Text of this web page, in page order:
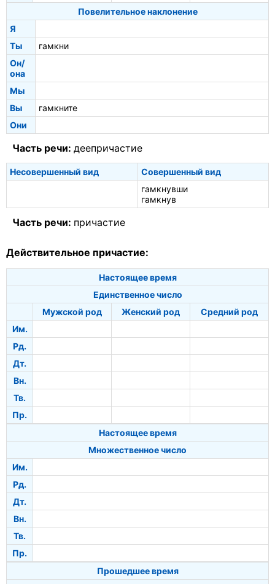
Повелительное наклонение
Я
Ты
гамкни
Он/
она
Мы
Вы
гамкните
Они
Часть речи: деепричастие
Несовершенный вид
Совершенный вид
гамкнувши
гамкнув
Часть речи: причастие
Действительное причастие:
Настоящее время
Единственное число
Мужской род
Женский род
Средний род
Им.
Рд.
Дт.
Вн.
Тв.
Пр.
Настоящее время
Множественное число
Им.
Рд.
Дт.
Вн.
Тв.
Пр.
Прошедшее время